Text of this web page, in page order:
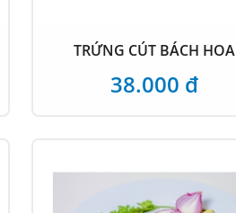
TRỨNG CÚT BÁCH HOA
38.000 đ